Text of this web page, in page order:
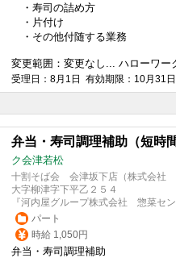
・寿司の詰め方
・片付け
・その他付随する業務
変更範囲：変更なし... ハローワー
受理日：8月1日 有効期限：10月31日
弁当・寿司調理補助（短時
ク会津若松
十割そば会 会津坂下店（株式会社
大字柳津字下平乙２５４
『河内屋グループ株式会社 惣菜セン
パート
時給 1,050円
弁当・寿司調理補助